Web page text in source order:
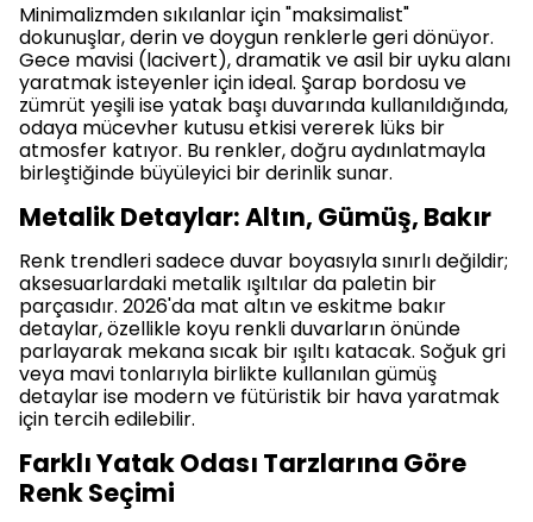
Minimalizmden sıkılanlar için "maksimalist"
dokunuşlar, derin ve doygun renklerle geri dönüyor.
Gece mavisi (lacivert), dramatik ve asil bir uyku alanı
yaratmak isteyenler için ideal. Şarap bordosu ve
zümrüt yeşili ise yatak başı duvarında kullanıldığında,
odaya mücevher kutusu etkisi vererek lüks bir
atmosfer katıyor. Bu renkler, doğru aydınlatmayla
birleştiğinde büyüleyici bir derinlik sunar.
Metalik Detaylar: Altın, Gümüş, Bakır
Renk trendleri sadece duvar boyasıyla sınırlı değildir;
aksesuarlardaki metalik ışıltılar da paletin bir
parçasıdır. 2026'da mat altın ve eskitme bakır
detaylar, özellikle koyu renkli duvarların önünde
parlayarak mekana sıcak bir ışıltı katacak. Soğuk gri
veya mavi tonlarıyla birlikte kullanılan gümüş
detaylar ise modern ve fütüristik bir hava yaratmak
için tercih edilebilir.
Farklı Yatak Odası Tarzlarına Göre
Renk Seçimi